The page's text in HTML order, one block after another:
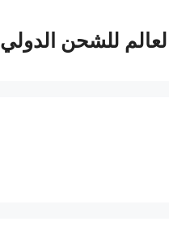
للشحن الدولي